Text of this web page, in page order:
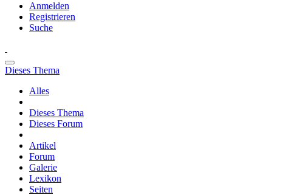
Anmelden
Registrieren
Suche
Dieses Thema
Alles
Dieses Thema
Dieses Forum
Artikel
Forum
Galerie
Lexikon
Seiten